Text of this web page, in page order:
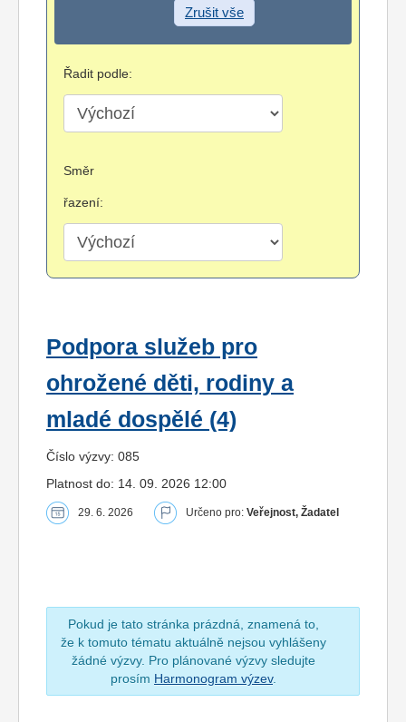
Zrušit vše
Řadit podle:
Směr
řazení:
Podpora služeb pro
ohrožené děti, rodiny a
mladé dospělé (4)
Číslo výzvy: 085
Platnost do: 14. 09. 2026 12:00
29. 6. 2026 Určeno pro: Veřejnost, Žadatel
Pokud je tato stránka prázdná, znamená to,
že k tomuto tématu aktuálně nejsou vyhlášeny
žádné výzvy. Pro plánované výzvy sledujte
prosím Harmonogram výzev.